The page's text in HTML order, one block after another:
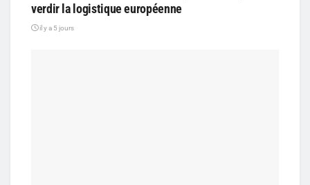
verdir la logistique européenne
il y a 5 jours